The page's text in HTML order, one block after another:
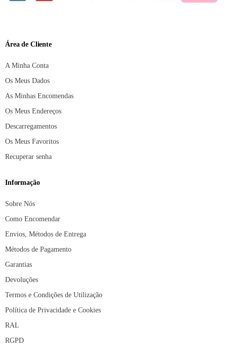
Área de Cliente
A Minha Conta
Os Meus Dados
As Minhas Encomendas
Os Meus Endereços
Descarregamentos
Os Meus Favoritos
Recuperar senha
Informação
Sobre Nós
Como Encomendar
Envios, Métodos de Entrega
Métodos de Pagamento
Garantias
Devoluções
Termos e Condições de Utilização
Política de Privacidade e Cookies
RAL
RGPD